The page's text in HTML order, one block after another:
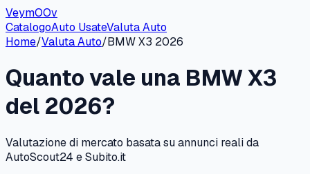
VeymOOv
CatalogoAuto UsateValuta Auto
Home/Valuta Auto/BMWX3 2026
Quanto vale una BMWX3
del 2026?
Valutazione di mercato basata su annunci reali da
AutoScout24 e Subito.it